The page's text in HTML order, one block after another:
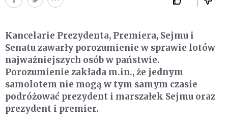
Kancelarie Prezydenta, Premiera, Sejmu i
Senatu zawarły porozumienie w sprawie lotów
najważniejszych osób w państwie.
Porozumienie zakłada m.in., że jednym
samolotem nie mogą w tym samym czasie
podróżować prezydent i marszałek Sejmu oraz
prezydent i premier.